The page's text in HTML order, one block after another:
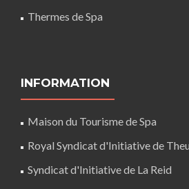
Thermes de Spa
INFORMATION
Maison du Tourisme de Spa
Royal Syndicat d'Initiative de
Syndicat d'Initiative de La Reid